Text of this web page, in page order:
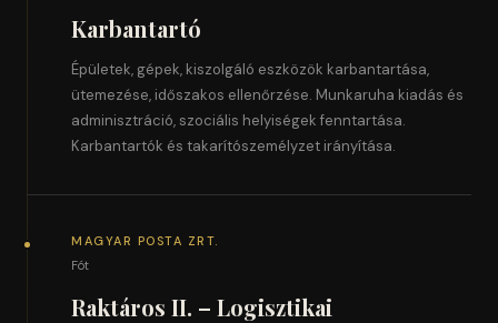
Karbantartó
Épületek, gépek, kiszolgáló eszközök karbantartása,
ütemezése, időszakos ellenőrzése. Munkaruha kiadás és
adminisztráció, szociális helyiségek fenntartása.
Karbantartók és takarítószemélyzet irányítása.
MAGYAR POSTA ZRT.
Fót
Raktáros II. – Logisztikai